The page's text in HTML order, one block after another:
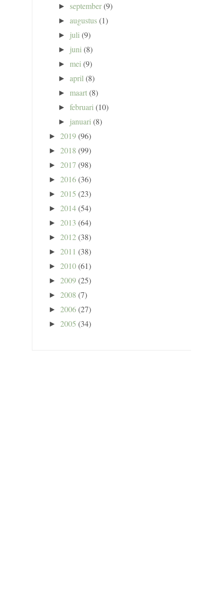
► september(9)
►augustus(1)
► juli(9)
► juni(8)
►mei(9)
►april(8)
►maart(8)
►februari(10)
► januari(8)
► 2019(96)
► 2018 (99)
► 2017 (98)
► 2016(36)
► 2015 (23)
► 2014(54)
► 2013 (64)
► 2012(38)
► 2011 (38)
► 2010(61)
► 2009(25)
► 2008 (7)
► 2006(27)
► 2005 (34)